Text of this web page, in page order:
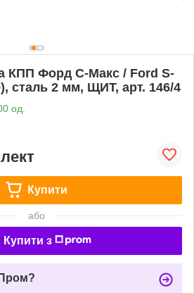
КПП Форд С-Макс / Ford S-
сталь 2 мм, ЩИТ, арт. 146/4
од.
Купити
або
Купити з